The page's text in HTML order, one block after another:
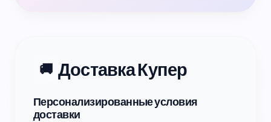
🚚 Доставка Купер
Персонализированные условия
доставки